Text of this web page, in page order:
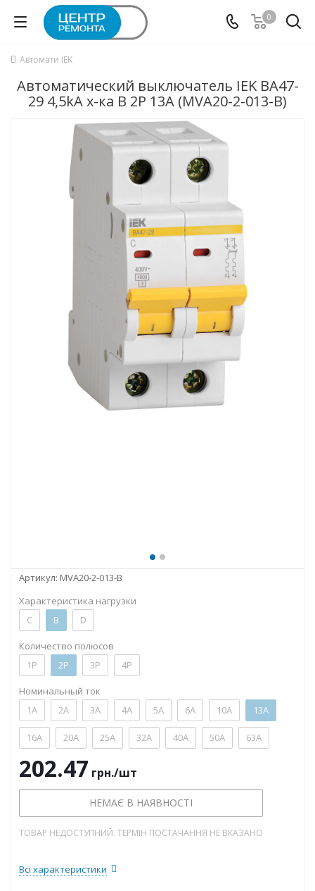
0
Автомати IEK
Автоматический выключатель IEK ВА47-
29 4,5kA х-ка B 2P 13А (MVA20-2-013-B)
Артикул: MVA20-2-013-B
Характеристика нагрузки
C
B D
Количество полюсов
1P
2P 3P 4P
Номинальный ток
1А
2А 3А 4А 5А 6А 10А 13А
16А 20А 25А 32А 40А 50А 63А
202.47 грн./шт
НЕМАЄ В НАЯВНОСТІ
ТОВАР НЕДОСТУПНИЙ. ТЕРМІН ПОСТАЧАННЯ НЕ ВКАЗАНО
Всі характеристики